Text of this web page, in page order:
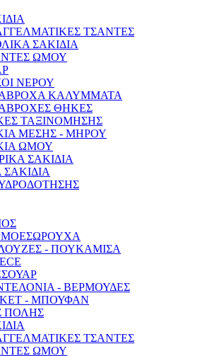
ΤΣΑΝΤΕΣ
ΣΑΚΙΔΙΑ
ΩΜΟΥ
ΝΕΡΟΥ
ΚΑΛΥΜΜΑΤΑ
ΘΗΚΕΣ
ΤΑΞΙΝΟΜΗΣΗΣ
ΜΕΣΗΣ - ΜΗΡΟΥ
ΩΜΟΥ
ΣΑΚΙΔΙΑ
- ΠΟΥΚΑΜΙΣΑ
- ΒΕΡΜΟΥΔΕΣ
- ΜΠΟΥΦΑΝ
ΠΟΛΗΣ
ΤΣΑΝΤΕΣ
ΩΜΟΥ